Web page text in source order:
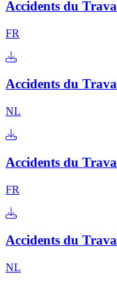
Accidents du
FR
Accidents du
NL
Accidents du
FR
Accidents du
NL